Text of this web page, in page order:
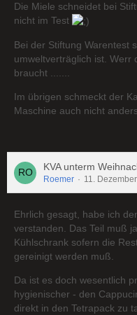
Die Miele schneidet bei
nicht im Test
Bei der Stiftung Warentest
umweltverträglich ist. Werr
braucht .......
Im übrigen schmeckt der
Maschine auch nicht
KVA unterm
Roemer 11.
Ehrlich gesagt, habe ich
verstanden. Das Teil muß
Kühlschrank sofern die
gereinigt werden muß.
Da ist es doch wesentlich
hygienischer - den
direkt in den Tetrapack zu